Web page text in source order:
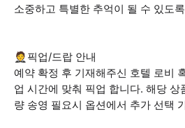
소중하고 특별한 추억이 될 수 있도
🤵픽업/드랍 안내
예약 확정 후 기재해주신 호텔 로비
업 시간에 맞춰 픽업 합니다. 해당
량 송영 필요시 옵션에서 추가 선택